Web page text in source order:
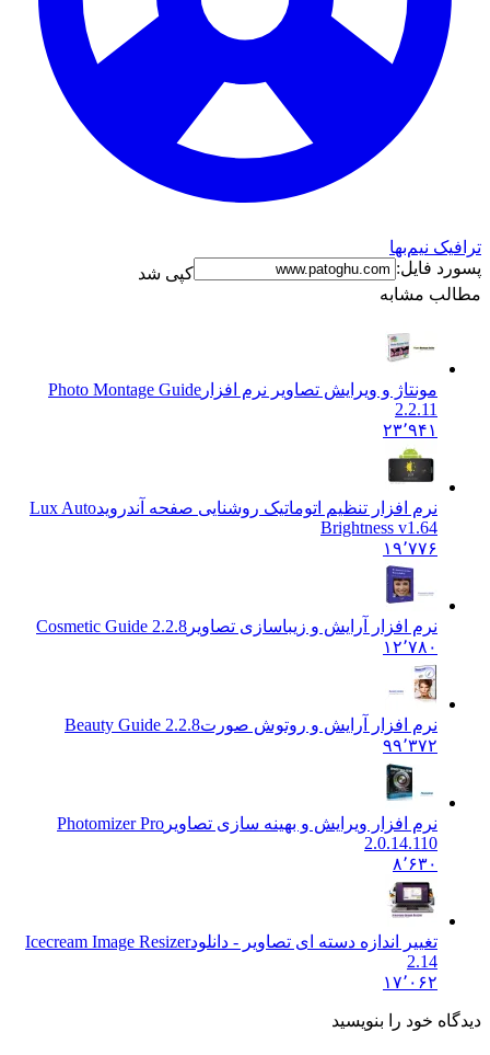
نیم‌بها
فایل:
کپی شد
مشابه
مونتاژ و ویرایش تصاویر نرم افزارPhoto Montage Guide
۲۳٬۹۴۱
نرم افزار تنظیم اتوماتیک روشنایی صفحه آندروید Lux Auto
Brightness v1.64
۱۹٬۷۷۶
نرم افزار آرایش و زیباسازی تصاویرCosmetic Guide 2.2.8
۱۲٬۷۸۰
نرم افزار آرایش و روتوش صورتBeauty Guide 2.2.8
۹۹٬۳۷۲
نرم افزار ویرایش و بهینه سازی تصاویرPhotomizer Pro
2.0.14.110
تغییر اندازه دسته ای تصاویر - دانلودIcecream Image Resizer
۱۷٬۰۶۲
خود را بنویسید